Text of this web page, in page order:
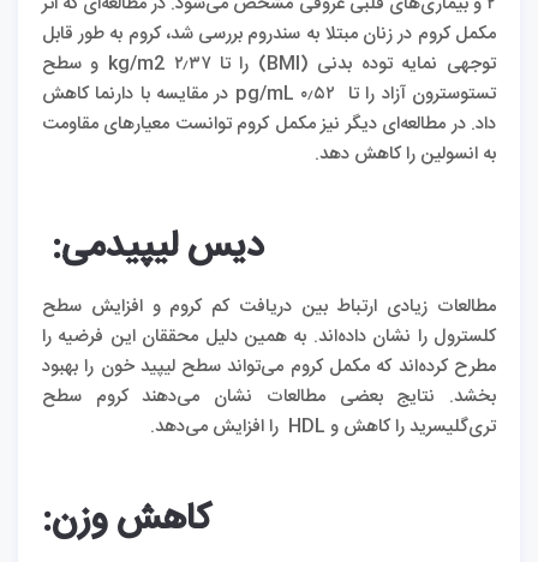
مکمل کروم در زنان مبتلا به سندروم بررسی شد، کروم به طور قابل
توجهی نمایه توده بدنی (BMI) را تا ۲٫۳۷ kg/m2 و سطح
تستوسترون آزاد را تا ۰٫۵۲ pg/mL در مقایسه با دارنما کاهش
داد. در مطالعه‌ای دیگر نیز مکمل کروم توانست معیارهای مقاومت
به انسولین را کاهش دهد.
دیس لیپیدمی:
مطالعات زیادی ارتباط بین دریافت کم کروم و افزایش سطح
کلسترول را نشان داده‌اند. به همین دلیل محققان این فرضیه را
مطرح کرده‌اند که مکمل کروم می‌تواند سطح لیپید خون را بهبود
‌بخشد. نتایج بعضی مطالعات نشان می‌دهند کروم سطح
تری‌گلیسرید را کاهش و HDL را افزایش می‌دهد.
کاهش وزن: